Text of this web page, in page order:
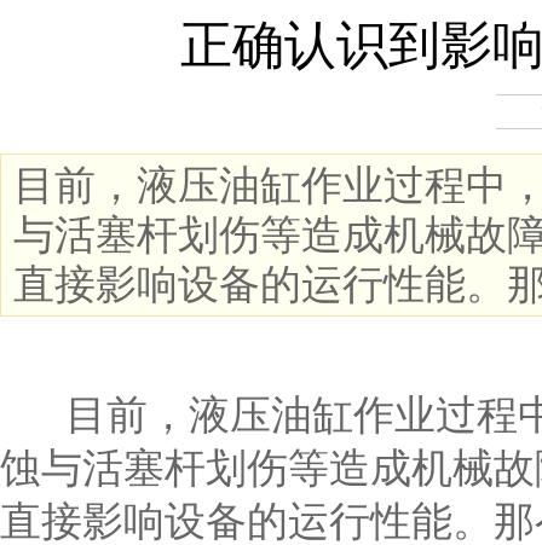
正确认识到影
目前，液压油缸作业过程中
与活塞杆划伤等造成机械故
直接影响设备的运行性能。
目前，液压油缸作业过程
蚀与活塞杆划伤等造成机械
直接影响设备的运行性能。